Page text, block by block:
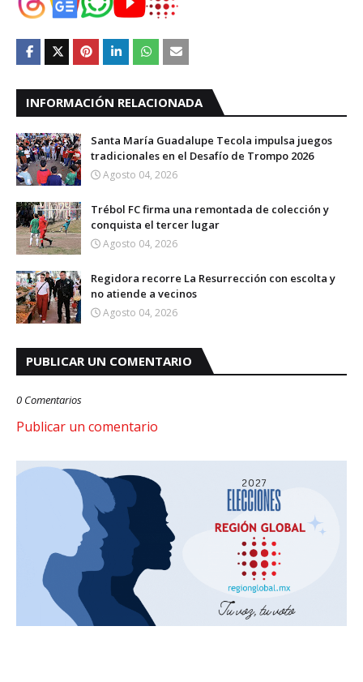
INFORMACIÓN RELACIONADA
Santa María Guadalupe Tecola impulsa juegos
tradicionales en el Desafío de Trompo 2026
Agosto 04, 2026
Trébol FC firma una remontada de colección y
conquista el tercer lugar
Agosto 04, 2026
Regidora recorre La Resurrección con escolta y
no atiende a vecinos
Agosto 04, 2026
PUBLICAR UN COMENTARIO
0 Comentarios
Publicar un comentario